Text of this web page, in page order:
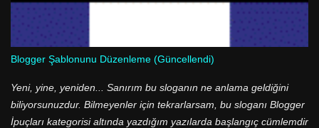
Blogger Şablonunu Düzenleme (Güncellendi)
Yeni, yine, yeniden... Sanırım bu sloganın ne anlama geldiğini
biliyorsunuzdur. Bilmeyenler için tekrarlarsam, bu sloganı Blogger
İpuçları kategorisi altında yazdığım yazılarda başlangıç cümlemdir